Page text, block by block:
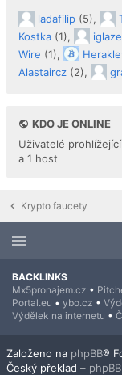
ladafilip (5),
Kostka (1),
Wire (1),
Alastaircz (2),
KDO JE ONLINE
Uživatelé
a 1 host
Krypto faucety
BACKLINKS
Mx5pronajem.cz •
Portal.eu • ybo.cz •
Výdělek na internetu •
Založeno na phpBB®
Český překlad –